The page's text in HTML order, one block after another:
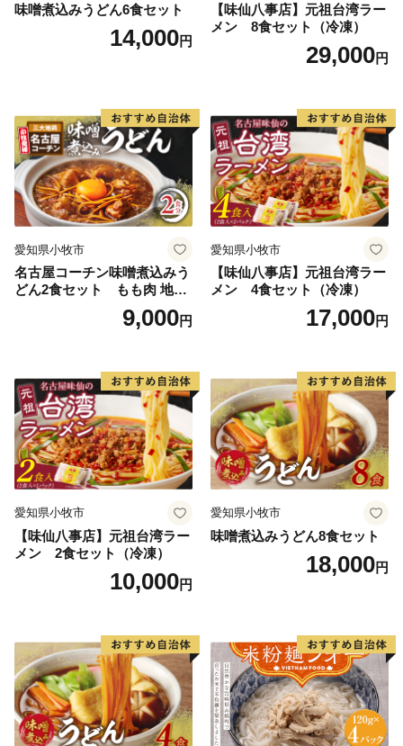
味噌煮込みうどん6食セット
14,000円
【味仙八事店】元祖台湾ラー
メン 8食セット（冷凍）
29,000円
愛知県小牧市
名古屋コーチン味噌煮込みう
どん2食セット もも肉 地鶏
9,000円
愛知県小牧市
【味仙八事店】元祖台湾ラー
メン 4食セット（冷凍）
17,000円
愛知県小牧市
【味仙八事店】元祖台湾ラー
メン 2食セット（冷凍）
10,000円
愛知県小牧市
味噌煮込みうどん8食セット
18,000円